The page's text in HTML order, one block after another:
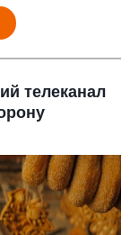
телеканал